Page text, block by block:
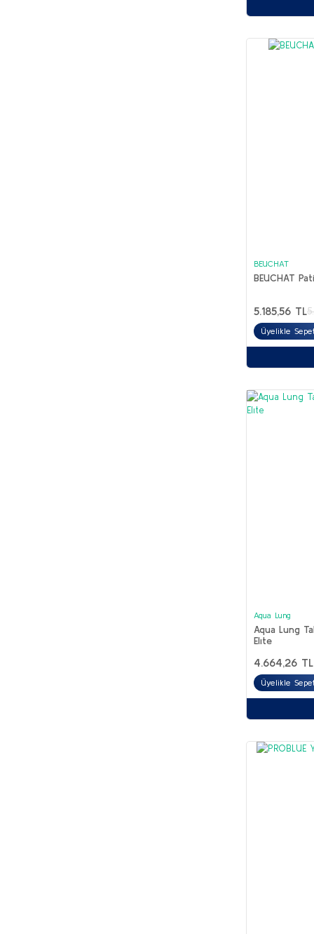
BEUCHAT
BEUCHAT
5.185,56 TL
Üyelikle
Aqua Lung
Aqua Lung
Elıte
4.664,26 TL
Üyelikle